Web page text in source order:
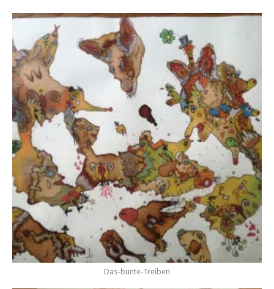
Das-bunte-Treiben